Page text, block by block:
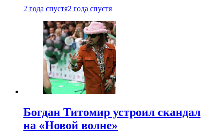
2 года спустя2 года спустя
Богдан Титомир устроил скандал
на «Новой волне»